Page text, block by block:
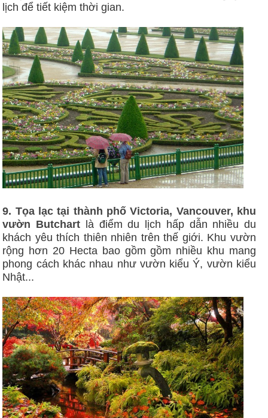
lịch để tiết kiệm thời gian.
9. Tọa lạc tại thành phố Victoria, Vancouver, khu
vườn Butchart là điểm du lịch hấp dẫn nhiều du
khách yêu thích thiên nhiên trên thế giới. Khu vườn
rộng hơn 20 Hecta bao gồm gồm nhiều khu mang
phong cách khác nhau như vườn kiểu Ý, vườn kiểu
Nhật...